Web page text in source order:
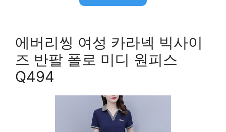
에버리씽 여성 카라넥 빅사이
즈 반팔 폴로 미디 원피스
Q494